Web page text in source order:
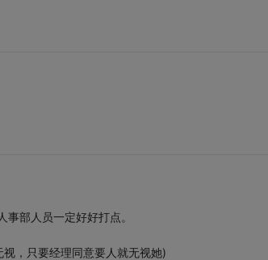
部人员一定好好打点。
，只要经理同意要人就无视她)